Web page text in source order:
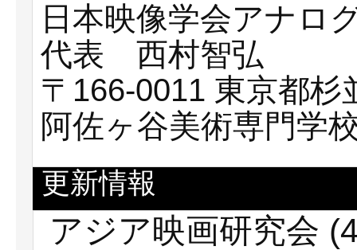
日本映像学会アナロ
代表 西村智弘
〒166-0011 東京都杉
阿佐ヶ谷美術専門学
更新情報
アジア映画研究会